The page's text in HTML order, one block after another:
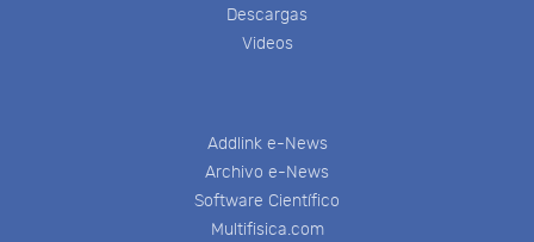
Descargas
Videos
Addlink e-News
Archivo e-News
Software Científico
Multifisica.com